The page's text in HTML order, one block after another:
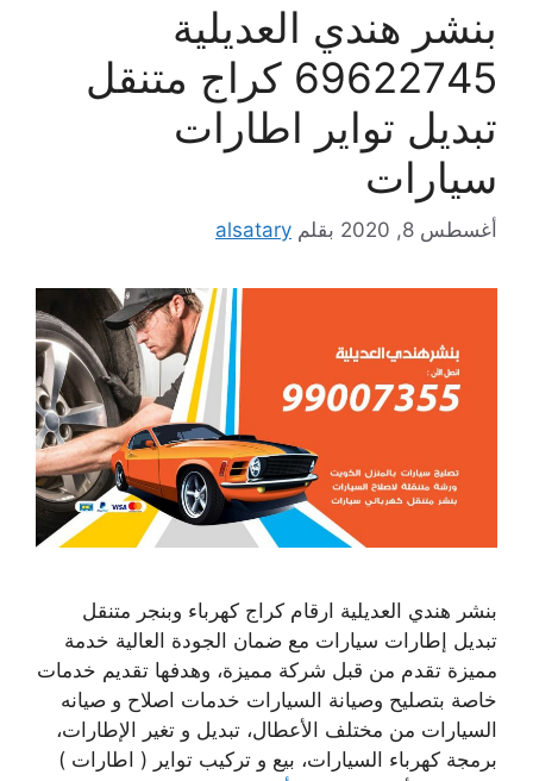
بنشر هندي العديلية
69622745 كراج متنقل
تبديل تواير اطارات
سيارات
أغسطس 8, 2020 بقلم alsatary
بنشر هندي العديلية ارقام كراج كهرباء وبنجر متنقل
تبديل إطارات سيارات مع ضمان الجودة العالية خدمة
مميزة تقدم من قبل شركة مميزة، وهدفها تقديم خدمات
خاصة بتصليح وصيانة السيارات خدمات اصلاح و صيانه
السيارات من مختلف الأعطال، تبديل و تغير الإطارات،
برمجة كهرباء السيارات، بيع و تركيب تواير ( اطارات )